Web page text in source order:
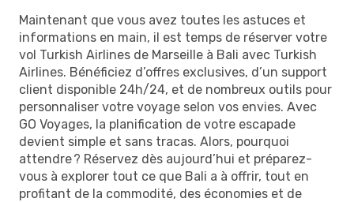
Maintenant que vous avez toutes les astuces et
informations en main, il est temps de réserver votre
vol Turkish Airlines de Marseille à Bali avec Turkish
Airlines. Bénéficiez d’offres exclusives, d’un support
client disponible 24h/24, et de nombreux outils pour
personnaliser votre voyage selon vos envies. Avec
GO Voyages, la planification de votre escapade
devient simple et sans tracas. Alors, pourquoi
attendre ? Réservez dès aujourd’hui et préparez-
vous à explorer tout ce que Bali a à offrir, tout en
profitant de la commodité, des économies et de